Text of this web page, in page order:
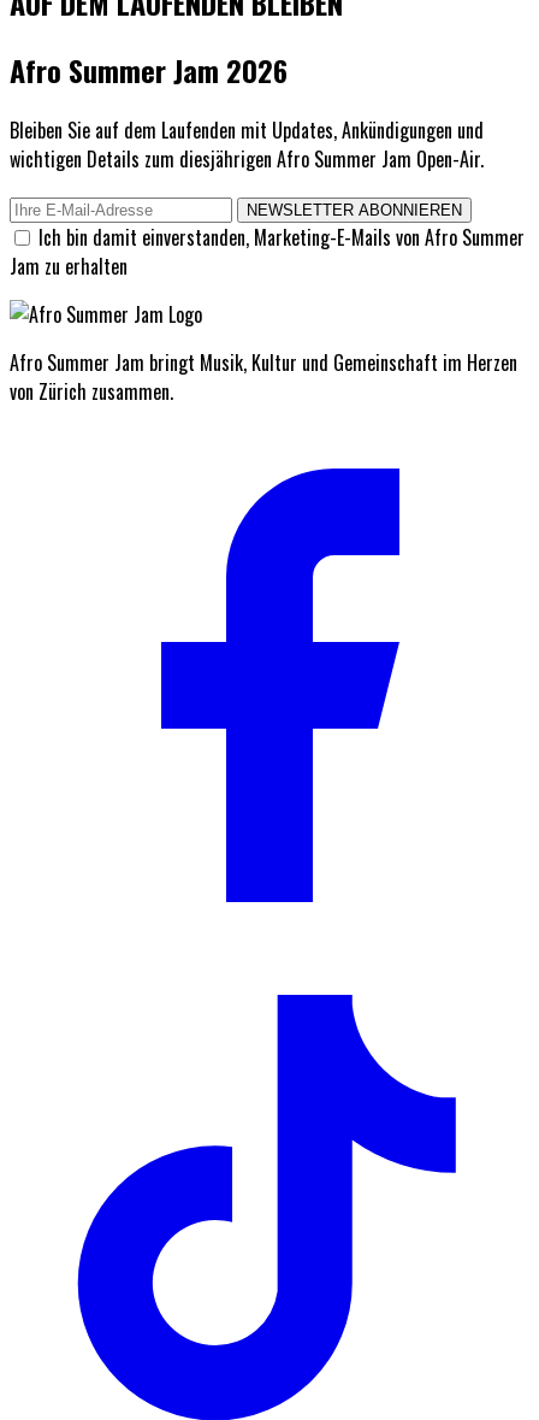
Afro Summer Jam 2026
Bleiben Sie auf dem Laufenden mit Updates, Ankündigungen und
wichtigen Details zum diesjährigen Afro Summer Jam Open-Air.
NEWSLETTER ABONNIEREN
Ich bin damit einverstanden, Marketing-E-Mails von Afro Summer
Jam zu erhalten
Afro Summer Jam bringt Musik, Kultur und Gemeinschaft im Herzen
von Zürich zusammen.